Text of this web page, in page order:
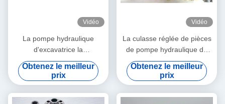
Vidéo
La pompe hydraulique
d'excavatrice la
réparation/A4VG125 de
pompe hydraulique de
Rexroth partie les kits
principaux de pompe
Obtenez le meilleur
prix
Vidéo
La culasse réglée de pièces
de pompe hydraulique de
Rexroth d'excavatrice/piston
partie
Obtenez le meilleur
prix